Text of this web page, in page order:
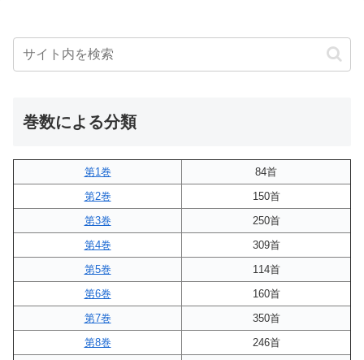
巻数による分類
第1巻
84首
第2巻
150首
第3巻
250首
第4巻
309首
第5巻
114首
第6巻
160首
第7巻
350首
第8巻
246首